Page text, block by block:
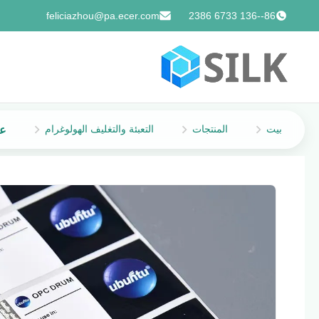
86--136 6733 2386
feliciazhou@pa.ecer.com
بيت المنتجات التعبئة والتغليف الهولوغرام